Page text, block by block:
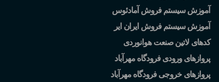
آموزش سیستم فروش آمادئوس
آموزش سیستم فروش ایران ایر
کدهای لاتین صنعت هوانوردی
پروازهای ورودی فرودگاه مهرآباد
پروازهای خروجی فرودگاه مهرآباد